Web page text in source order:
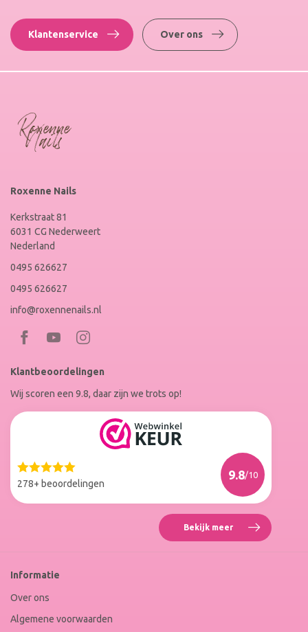
Klantenservice Over ons
Roxenne Nails
Kerkstraat 81
6031 CG Nederweert
Nederland
0495 626627
0495 626627
info@roxennenails.nl
Bezoek
Facebook
op
Instagram
Klantbeoordelingen
Wij scoren een 9.8, daar zijn we trots op!
278+ beoordelingen
9.8/10
Web
Winkel
Bekijk meer Reviews
Roxenne
Informatie
Over ons
Algemene voorwaarden